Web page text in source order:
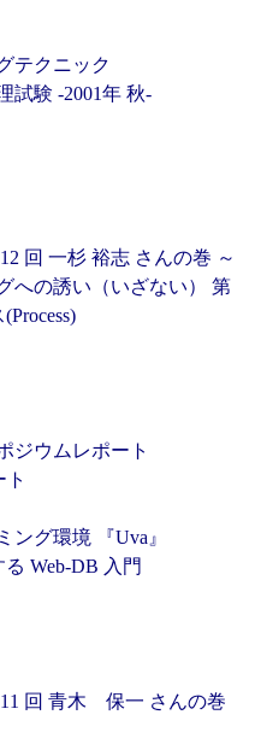
テクニック
試験 -2001年 秋-
回 一杉 裕志 さんの巻 ～
への誘い（いざない） 第
ジウムレポート
ト
ング環境 『Uva』
る Web-DB 入門
回 青木 保一 さんの巻